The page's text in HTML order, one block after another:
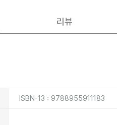
리뷰
ISBN-13 : 9788955911183